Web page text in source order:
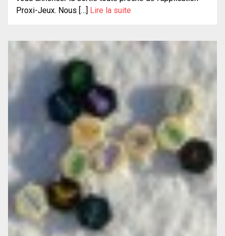
Proxi-Jeux. Nous […] Lire la suite